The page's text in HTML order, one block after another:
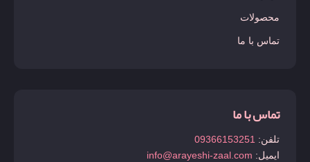
محصولات
تماس با ما
تماس با ما
تلفن: 09366153251
ایمیل: info@arayeshi-zaal.com